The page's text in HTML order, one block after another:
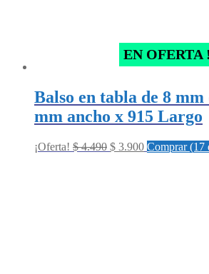
EN OFERTA !
Balso en tabla de 8 mm
mm ancho x 915 Largo
¡Oferta! $4.490 Original
$ 3.900Current
Comprar (17